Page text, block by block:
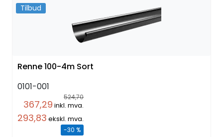
Tilbud
Renne 100-4m Sort
0101-001
524,70
367,29 inkl. mva.
293,83 ekskl. mva.
-30 %